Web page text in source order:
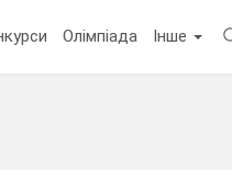
Олімпіада Інше